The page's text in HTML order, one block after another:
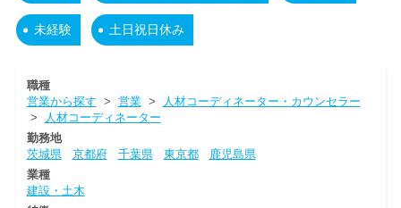
未経験 土日祝日休み
職種
営業から探す > 営業>
人材コーディネーター・カウンセラー
>
人材コーディネーター
勤務地
茨城県
京都府 千葉県 東京都
鹿児島県
業種
建設・土木